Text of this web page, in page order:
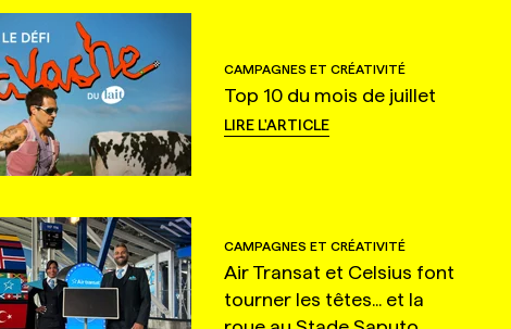
CAMPAGNES ET CRÉATIVITÉ
Top 10 du mois de juillet
LIRE L'ARTICLE
CAMPAGNES ET CRÉATIVITÉ
Air Transat et Celsius font
tourner les têtes... et la